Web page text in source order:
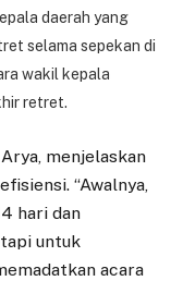
daerah yang
selama sepekan di
wakil kepala
retret.
menjelaskan
“Awalnya,
hari dan
untuk
acara